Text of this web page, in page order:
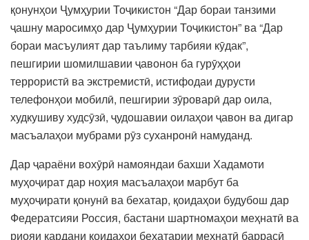
қонунҳои Ҷумҳурии Тоҷикистон “Дар бораи танзими
ҷашну маросимҳо дар Ҷумҳурии Тоҷикистон” ва “Дар
бораи масъулият дар таълиму тарбияи кӯдак”,
пешгирии шомилшавии ҷавонон ба гурӯҳҳои
террористӣ ва экстремистӣ, истифодаи дурусти
телефонҳои мобилӣ, пешгирии зӯроварӣ дар оила,
худкушиву худсӯзӣ, ҷудошавии оилаҳои ҷавон ва дигар
масъалаҳои мубрами рӯз суханронӣ намуданд.
Дар ҷараёни вохӯрӣ намояндаи бахши Хадамоти
муҳоҷират дар ноҳия масъалаҳои марбут ба
муҳоҷирати қонунӣ ва бехатар, қоидаҳои будубош дар
Федератсияи Россия, бастани шартномаҳои меҳнатӣ ва
риояи кардани қоидаҳои бехатарии меҳнатӣ баррасӣ